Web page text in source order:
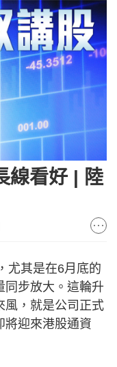
線看好 | 陸
尤其是在6月底的
同步放大。這輪升
風，就是公司正式
將迎來港股通資